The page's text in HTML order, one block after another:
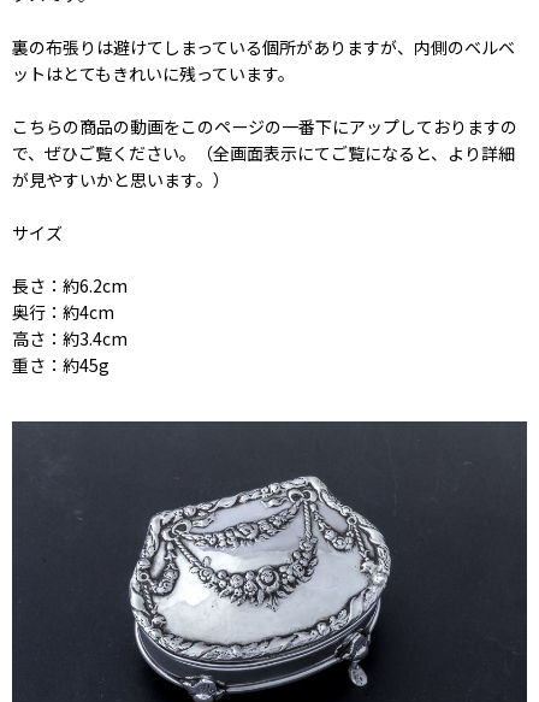
裏の布張りは避けてしまっている個所がありますが、内側のベルベ
ットはとてもきれいに残っています。
こちらの商品の動画をこのページの一番下にアップしておりますの
で、ぜひご覧ください。（全画面表示にてご覧になると、より詳細
が見やすいかと思います。）
サイズ
長さ：約6.2cm
奥行：約4cm
高さ：約3.4cm
重さ：約45g